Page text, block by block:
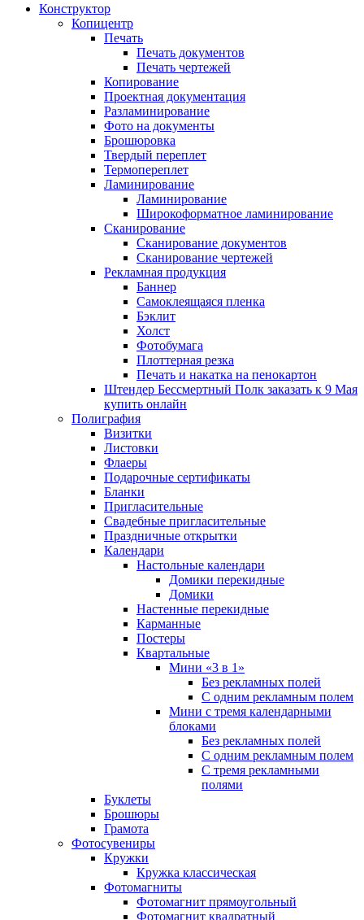
Конструктор
Копицентр
Печать
Печать документов
Печать чертежей
Копирование
Проектная документация
Разламинирование
Фото на документы
Брошюровка
Твердый переплет
Термопереплет
Ламинирование
Ламинирование
Широкоформатное ламинирование
Сканирование
Сканирование документов
Сканирование чертежей
Рекламная продукция
Баннер
Самоклеящаяся пленка
Бэклит
Холст
Фотобумага
Плоттерная резка
Печать и накатка на пенокартон
Штендер Бессмертный Полк заказать к 9 Мая
купить онлайн
Полиграфия
Визитки
Листовки
Флаеры
Подарочные сертификаты
Бланки
Пригласительные
Свадебные пригласительные
Праздничные открытки
Календари
Настольные календари
Домики перекидные
Домики
Настенные перекидные
Карманные
Постеры
Квартальные
Мини «3 в 1»
Без рекламных полей
С одним рекламным полем
Мини с тремя календарными
блоками
Без рекламных полей
С одним рекламным полем
С тремя рекламными
полями
Буклеты
Брошюры
Грамота
Фотосувениры
Кружки
Кружка классическая
Фотомагниты
Фотомагнит прямоугольный
Фотомагнит квадратный